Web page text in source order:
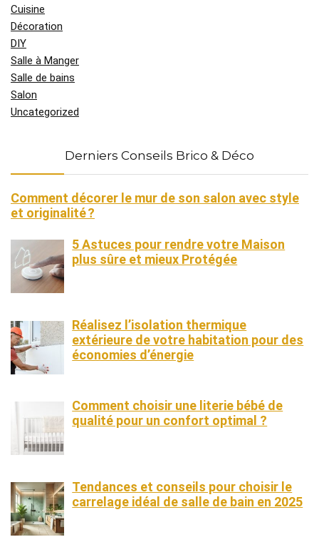
Cuisine
Décoration
DIY
Salle à Manger
Salle de bains
Salon
Uncategorized
Derniers Conseils Brico & Déco
Comment décorer le mur de son salon avec style
et originalité ?
5 Astuces pour rendre votre Maison
plus sûre et mieux Protégée
Réalisez l’isolation thermique
extérieure de votre habitation pour des
économies d’énergie
Comment choisir une literie bébé de
qualité pour un confort optimal ?
Tendances et conseils pour choisir le
carrelage idéal de salle de bain en 2025